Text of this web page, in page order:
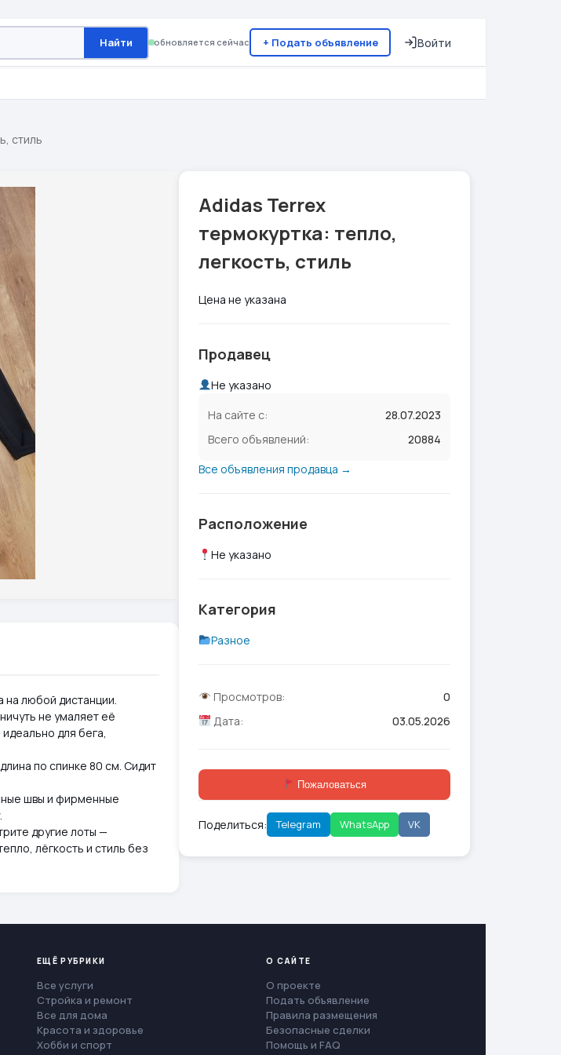
Найти обновляется сейчас + Подать объявление Войти
стиль
на любой дистанции.
не умаляет её
для бега,
по спинке 80 см. Сидит
швы и фирменные
другие лоты —
лёгкость и стиль без
Adidas Terrex
термокуртка: тепло,
легкость, стиль
Цена не указана
Продавец
Не указано
На сайте с:
28.07.2023
Всего объявлений:
20884
Все объявления продавца →
Расположение
Не указано
Категория
Разное
Просмотров:
0
Дата:
03.05.2026
Пожаловаться
Поделиться: Telegram WhatsApp VK
ЕЩЁ РУБРИКИ
Все услуги
Стройка и ремонт
Все для дома
Красота и здоровье
Хобби и спорт
О САЙТЕ
О проекте
Подать объявление
Правила размещения
Безопасные сделки
Помощь и FAQ